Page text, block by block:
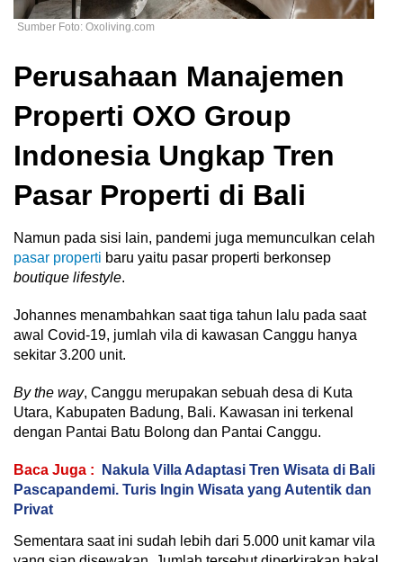
Sumber Foto: Oxoliving.com
Perusahaan Manajemen
Properti OXO Group
Indonesia Ungkap Tren
Pasar Properti di Bali
Namun pada sisi lain, pandemi juga memunculkan celah
pasar properti baru yaitu pasar properti berkonsep
boutique lifestyle.
Johannes menambahkan saat tiga tahun lalu pada saat
awal Covid-19, jumlah vila di kawasan Canggu hanya
sekitar 3.200 unit.
By the way, Canggu merupakan sebuah desa di Kuta
Utara, Kabupaten Badung, Bali. Kawasan ini terkenal
dengan Pantai Batu Bolong dan Pantai Canggu.
Baca Juga :
Nakula Villa Adaptasi Tren Wisata di Bali
Pascapandemi. Turis Ingin Wisata yang Autentik dan
Privat
Sementara saat ini sudah lebih dari 5.000 unit kamar vila